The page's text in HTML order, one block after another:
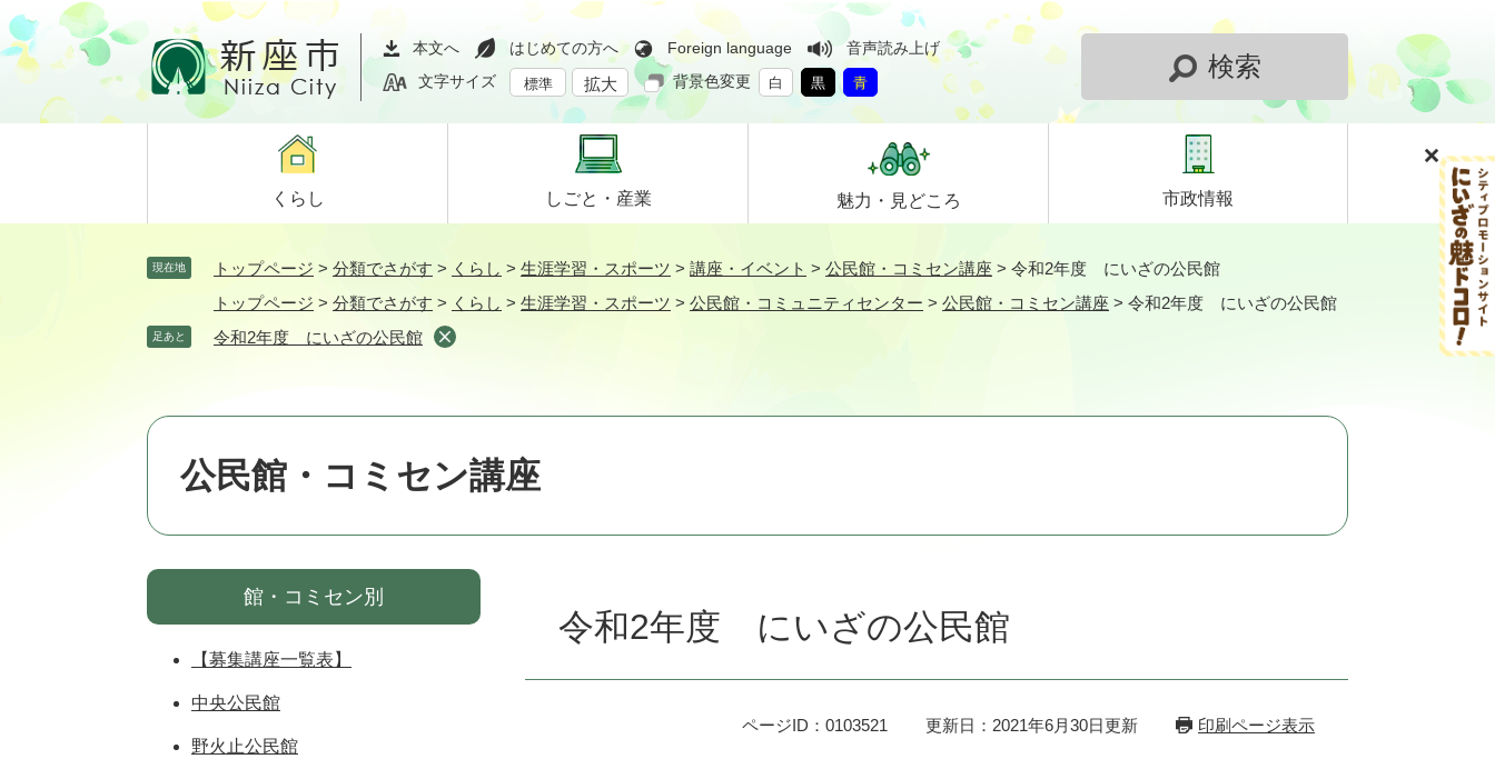
ペ
ー
ジ
メ
ニ
ュ
て
本文へ はじめての方へ Foreign language
音声読み上げ
文字サイズ
標準 拡大 背景色変更 白 黒 青
検索
くらし しごと・ 産業 魅力・ 見どころ 市政情報
現在地 トップページ > 分類でさがす > くらし > 生涯学習・スポーツ > 講座・イベント > 公民館・コミセン講座 > 令和2年度 にいざの公民館
トップページ > 分類でさがす > くらし > 生涯学習・スポーツ > 公民館・コミュニティセンター > 公民館・コミセン講座 > 令和2年度 にいざの公民館
足あと 令和2年度 にいざの公民館
公民館・コミセン講座
令和2年度 にいざの公民館
ページID：0103521 更新日：2021年6月30日更新 印刷ページ表示
館・コミセン別
【募集講座一覧表】
中央公民館
野火止公民館